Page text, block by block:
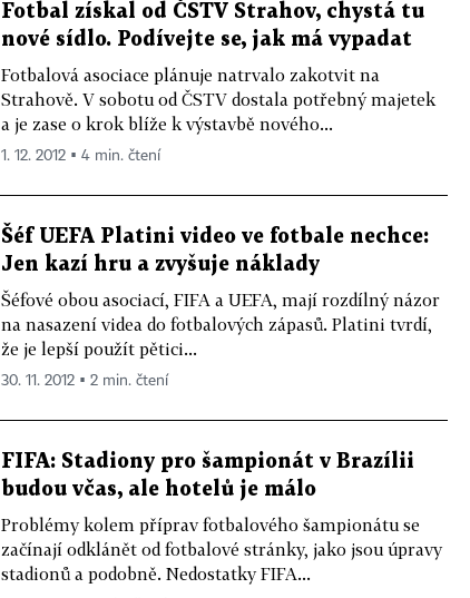
Fotbal získal od ČSTV Strahov, chystá tu
nové sídlo. Podívejte se, jak má vypadat
Fotbalová asociace plánuje natrvalo zakotvit na
Strahově. V sobotu od ČSTV dostala potřebný majetek
a je zase o krok blíže k výstavbě nového...
1. 12. 2012 ▪ 4 min. čtení
Šéf UEFA Platini video ve fotbale nechce:
Jen kazí hru a zvyšuje náklady
Šéfové obou asociací, FIFA a UEFA, mají rozdílný názor
na nasazení videa do fotbalových zápasů. Platini tvrdí,
že je lepší použít pětici...
30. 11. 2012 ▪ 2 min. čtení
FIFA: Stadiony pro šampionát v Brazílii
budou včas, ale hotelů je málo
Problémy kolem příprav fotbalového šampionátu se
začínají odklánět od fotbalové stránky, jako jsou úpravy
stadionů a podobně. Nedostatky FIFA...